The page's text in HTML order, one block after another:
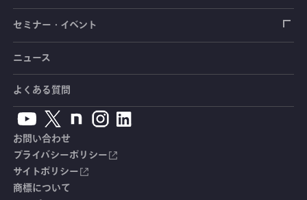
傾斜計
鉄筋計
沈下計
応力計
手ブレーキ計・チェンジレバー操作力計
踏力計
ホイールトルクセンサ
人体ダミー用センサ
指示計・表示器
増幅器（アンプ）
ハンディ測定器（チェッカ）
計測システム
道路用計測システム
鉄道用計測システム
自動車用計測システム
土木用計測システム
試験装置・システム
ブリッジボックス
ケーブル・コネクタ
アクセサリ
製品・サービスTopics
オーダーメイド製品
光ファイバ計測ソリューション - 学ぶ・調べる
共和技報
単位変換表
用語集
毒物及び劇物譲受書
安全データシート（SDS）
カタログ・資料のダウンロード
生産終了製品一覧
拠点情報
よくあるご質問
カタログ
取扱説明書
CADデータ
ソフトウェアバージョンアップ
総合カタログ
安全データシート（SDS）
セミナー・イベント
セミナー・講習会
イベント・展示会
ニュース
よくある質問
お問い合わせ
プライバシーポリシー
サイトポリシー
商標について